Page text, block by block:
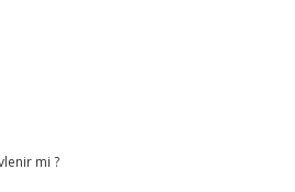
mi ?